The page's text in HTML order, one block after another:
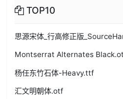
TOP10
思源宋体_行高修正版
Montserrat Alternates
杨任东竹石体-Heavy.ttf
汇文明朝体.otf